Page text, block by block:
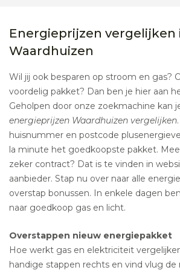
Energieprijzen vergelijken
Waardhuizen
Wil jij ook besparen op stroom en gas?
voordelig pakket? Dan ben je hier aan
Geholpen door onze zoekmachine kan
energieprijzen Waardhuizen vergelijken
huisnummer en postcode
la minute het goedkoopste pakket.
zeker contract? Dat is te vinden in
aanbieder. Stap nu over naar alle
overstap bonussen. In enkele dagen
naar goedkoop gas en licht.
Overstappen nieuw energiepakket
Hoe werkt gas en elektriciteit
handige stappen rechts en vind vlug